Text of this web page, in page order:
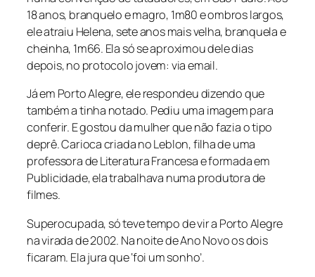
18 anos, branquelo e magro, 1m80 e ombros largos,
ele atraiu Helena, sete anos mais velha, branquela e
cheinha, 1m66. Ela só se aproximou dele dias
depois, no protocolo jovem: via email.
Já em Porto Alegre, ele respondeu dizendo que
também a tinha notado. Pediu uma imagem para
conferir. E gostou da mulher que não fazia o tipo
deprê. Carioca criada no Leblon, filha de uma
professora de Literatura Francesa e formada em
Publicidade, ela trabalhava numa produtora de
filmes.
Superocupada, só teve tempo de vir a Porto Alegre
na virada de 2002. Na noite de Ano Novo os dois
ficaram. Ela jura que ‘foi um sonho’.